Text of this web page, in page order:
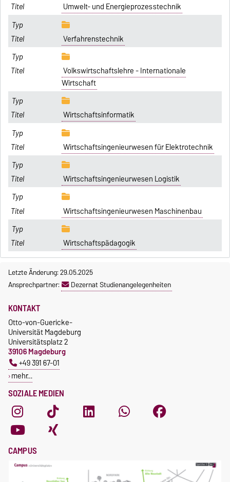
Umwelt- und Energieprozesstechnik
Verfahrenstechnik
Volkswirtschaftslehre - Internationale
Wirtschaft
Wirtschaftsinformatik
Wirtschaftsingenieurwesen für Elektrotechnik
Wirtschaftsingenieurwesen Logistik
Wirtschaftsingenieurwesen Maschinenbau
Wirtschaftspädagogik
Letzte Änderung: 29.05.2025
Ansprechpartner:
Dezernat Studienangelegenheiten
SOZIALE MEDIEN
KONTAKT
Otto-von-Guericke-
Universität Magdeburg
Universitätsplatz 2
39106 Magdeburg
+49 391 67-01
mehr…
CAMPUS